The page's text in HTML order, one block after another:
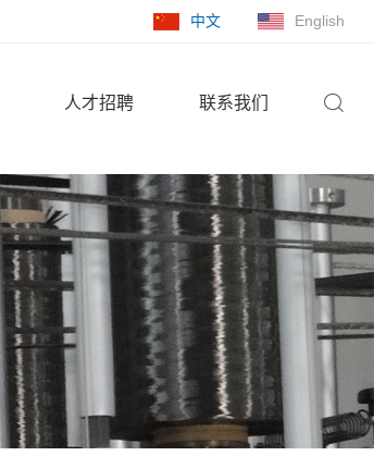
中文 English
人才招聘 联系我们